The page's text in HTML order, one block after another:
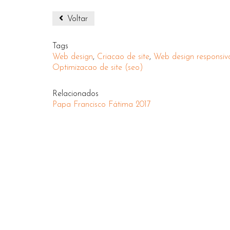
Voltar
Tags
Web design, Criacao de site, Web design
Optimizacao de site (seo)
Relacionados
Papa Francisco Fátima 2017